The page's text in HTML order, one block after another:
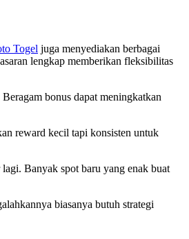
Togel juga menyediakan berbagai
lengkap memberikan fleksibilitas
Beragam bonus dapat meningkatkan
reward kecil tapi konsisten untuk
Banyak spot baru yang enak buat
biasanya butuh strategi